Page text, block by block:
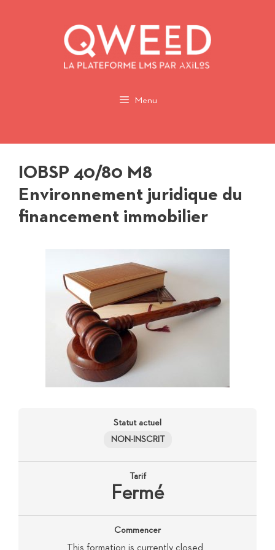
Menu
IOBSP 40/80 M8
Environnement juridique du
financement immobilier
Statut actuel
NON-INSCRIT
Tarif
Fermé
Commencer